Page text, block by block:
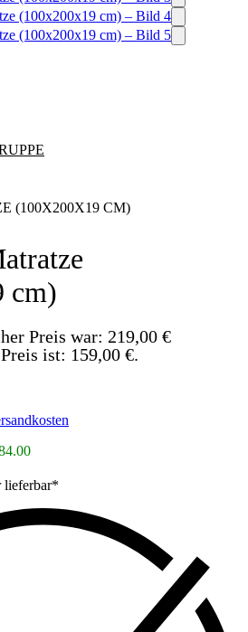
(100X200X19 CM)
cm)
Preis war: 219,00 €
ist: 159,00 €.
lieferbar*